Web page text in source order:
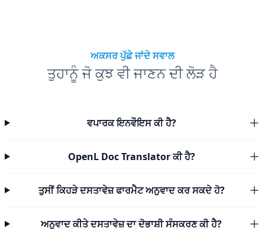
ਅਕਸਰ ਪੁੱਛੇ ਜਾਂਦੇ ਸਵਾਲ
ਤੁਹਾਨੂੰ ਜੋ ਕੁਝ ਵੀ ਜਾਣਨ ਦੀ ਲੋੜ ਹੈ
ਵਪਾਰਕ ਇਨਵੌਇਸ ਕੀ ਹੈ?
OpenL Doc Translator ਕੀ ਹੈ?
ਤੁਸੀਂ ਕਿਹੜੇ ਦਸਤਾਵੇਜ਼ ਫਾਰਮੈਟ ਅਨੁਵਾਦ ਕਰ ਸਕਦੇ ਹੋ?
ਅਨੁਵਾਦ ਕੀਤੇ ਦਸਤਾਵੇਜ਼ ਦਾ ਦੋਭਾਸ਼ੀ ਸੰਸਕਰਣ ਕੀ ਹੈ?